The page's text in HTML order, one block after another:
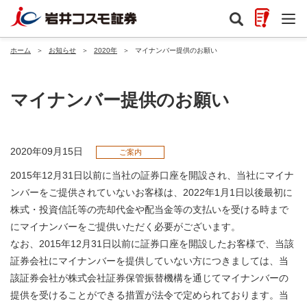
ホーム ＞ お知らせ ＞ 2020年 ＞ マイナンバー提供のお願い
マイナンバー提供のお願い
2020年09月15日 ご案内
2015年12月31日以前に当社の証券口座を開設され、当社にマイナ
ンバーをご提供されていないお客様は、2022年1月1日以後最初に
株式・投資信託等の売却代金や配当金等の支払いを受ける時まで
にマイナンバーをご提供いただく必要がございます。
なお、2015年12月31日以前に証券口座を開設したお客様で、当該
証券会社にマイナンバーを提供していない方につきましては、当
該証券会社が株式会社証券保管振替機構を通じてマイナンバーの
提供を受けることができる措置が法令で定められております。当